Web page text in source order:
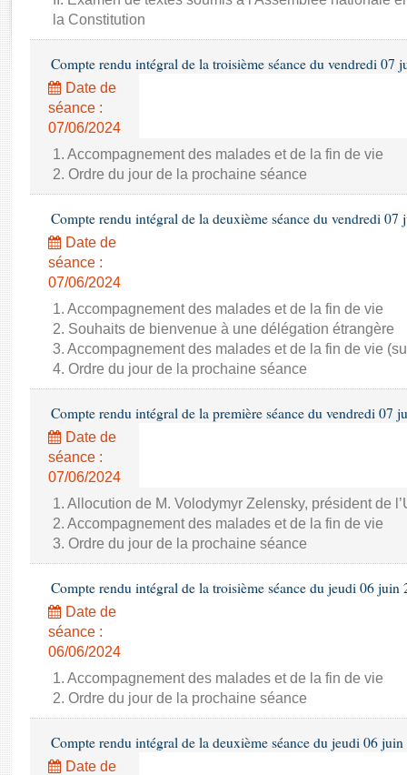
Rapports d'enquête
Rapports législatifs
Baromètre de l’application des lois
Dossiers législatifs
Questions écrites et orales
la Constitution
Compte rendu intégral de la troisième séance du vendredi 07
Date de
séance :
07/06/2024
1. Accompagnement des malades et de la fin de vie
2. Ordre du jour de la prochaine séance
Compte rendu intégral de la deuxième séance du vendredi 07
Date de
séance :
07/06/2024
1. Accompagnement des malades et de la fin de vie
2. Souhaits de bienvenue à une délégation étrangère
3. Accompagnement des malades et de la fin de vie
4. Ordre du jour de la prochaine séance
Compte rendu intégral de la première séance du vendredi 07
Date de
séance :
07/06/2024
1. Allocution de M. Volodymyr Zelensky, président de
2. Accompagnement des malades et de la fin de vie
3. Ordre du jour de la prochaine séance
Compte rendu intégral de la troisième séance du jeudi 06 juin
Date de
séance :
06/06/2024
1. Accompagnement des malades et de la fin de vie
2. Ordre du jour de la prochaine séance
Compte rendu intégral de la deuxième séance du jeudi 06
Date de